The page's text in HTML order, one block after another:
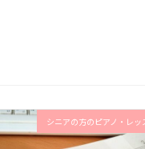
シニアの方のピアノ・レッ